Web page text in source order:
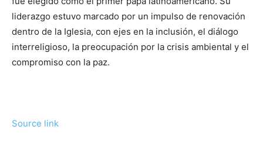
liderazgo estuvo marcado por un impulso de renovación
dentro de la Iglesia, con ejes en la inclusión, el diálogo
interreligioso, la preocupación por la crisis ambiental y el
compromiso con la paz.
Source link